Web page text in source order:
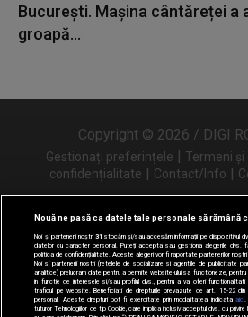
București. Mașina cântăreței a
groapă...
Copyright © 2026 / DIGI
Gestionați preferințele Termeni și
confidențialitate
Contact/Info
Urmărește-ne și
Nouă ne pasă ca datele tale personale să rămână
Noi și partenerii noștri31 stocăm și/sau accesăm informații pe dispozitivul
datelor cu caracter personal. Puteți accepta sau gestiona alegerile dvs.
politica de confidențialitate. Aceste alegeri vor fi raportate partenerilor
Noi si partenerii nostri (retelele de socializare si agentiile de publicitate
analitice) prelucram date pentru a permite website-ului sa functioneze,
in functie de interesele si/sau profilul dvs., pentru a va oferi
traficul pe website. Beneficiati de drepturile prevazute de art. 15-22 din
personal. Aceste drepturi pot fi exercitate prin modalitatea indicata aici.
tuturor Tehnologiilor de tip Cookie, care implica inclusiv acceptul dvs. cu